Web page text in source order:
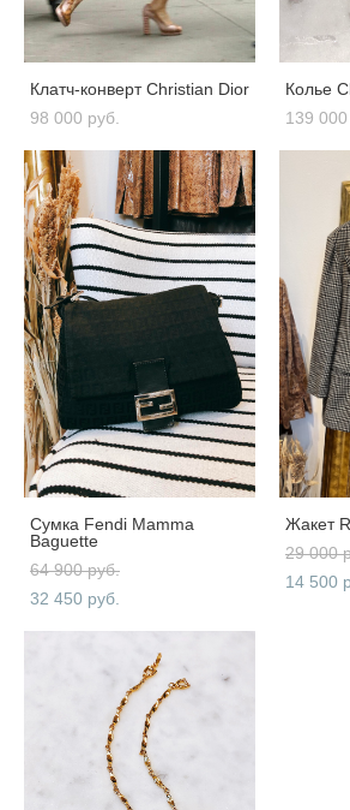
Клатч-конверт Christian Dior
98 000 pуб.
Колье
139 000
Сумка Fendi Mamma
Baguette
64 900 pуб.
32 450 pуб.
Жакет
29 000
14 500